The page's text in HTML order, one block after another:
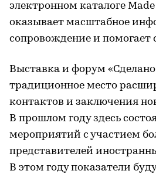
электронном каталоге
оказывает масштабное
сопровождение и
Выставка и форум
традиционное место
контактов и заключения
В прошлом году здесь
мероприятий с участием
представителей
В этом году показатели